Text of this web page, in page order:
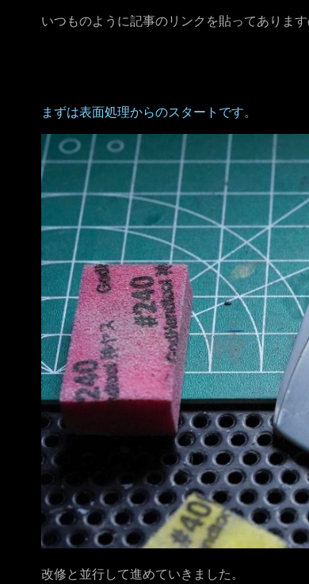
いつものように記事のリンクを貼ってありま
まずは表面処理からのスタートです。
改修と並行して進めていきました。